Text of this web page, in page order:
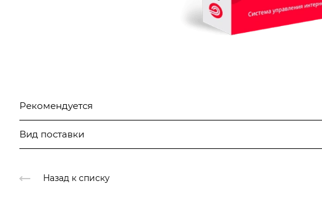
Рекомендуется
Вид поставки
Назад к списку